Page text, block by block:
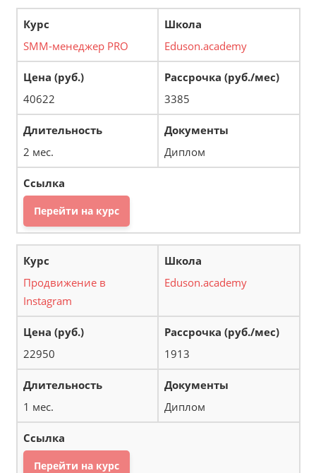
SMM-менеджер PRO Eduson.academy
40622 3385
2 мес. Диплом
Перейти на курс
Продвижение в
Instagram
Eduson.academy
22950 1913
1 мес. Диплом
Перейти на курс